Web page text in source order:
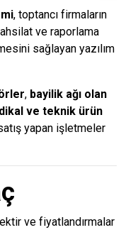
, toptancı firmaların
ve raporlama
sağlayan yazılım
, bayilik ağı olan
ve teknik ürün
yapan işletmeler
ve fiyatlandırmalar